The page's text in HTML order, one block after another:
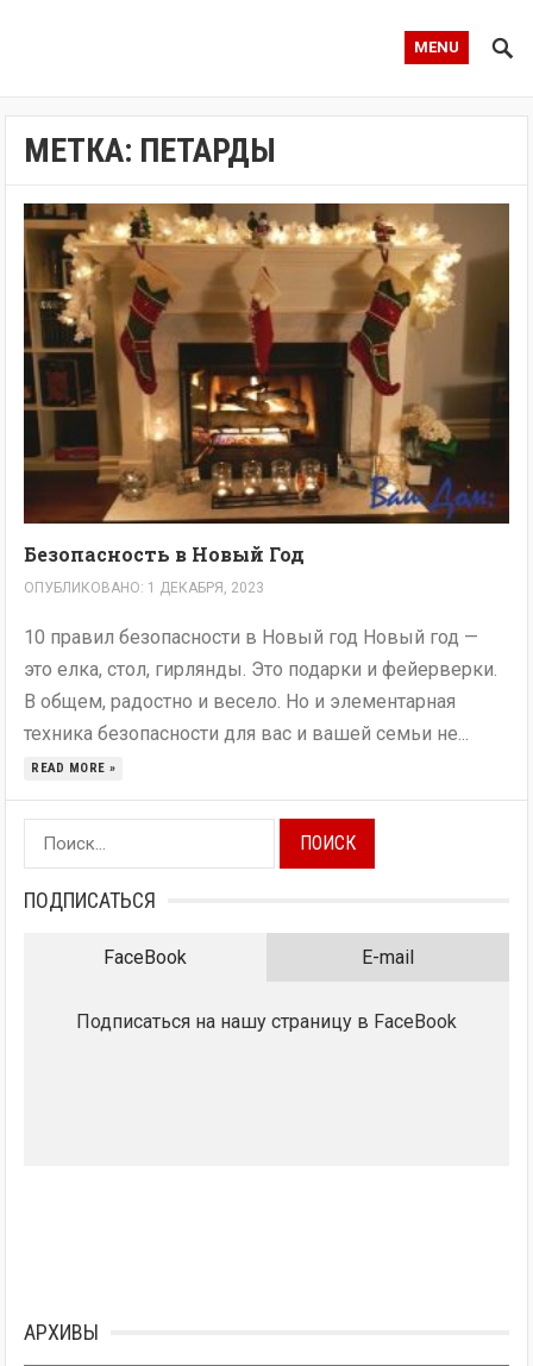
MENU
МЕТКА: ПЕТАРДЫ
Безопасность в Новый Год
ОПУБЛИКОВАНО: 1 ДЕКАБРЯ, 2023
10 правил безопасности в Новый год Новый год —
это елка, стол, гирлянды. Это подарки и фейерверки.
В общем, радостно и весело. Но и элементарная
техника безопасности для вас и вашей семьи не...
READ MORE »
Найти:
ПОДПИСАТЬСЯ
FaceBook E-mail
Подписаться на нашу страницу в FaceBook
АРХИВЫ